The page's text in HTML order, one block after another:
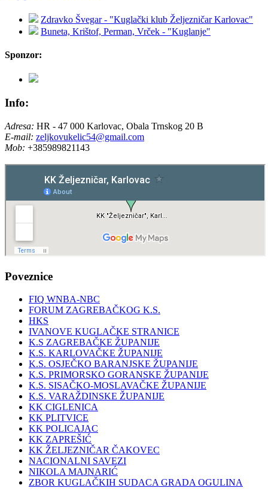
Zdravko Švegar - "Kuglački klub Željezničar Karlovac"
Buneta, Krištof, Perman, Vrček - "Kuglanje"
Sponzor:
Info:
Adresa: HR - 47 000 Karlovac, Obala Trnskog 20 B
E-mail: zeljkovukelic54@gmail.com
Mob: +385989821143
Poveznice
FIQ WNBA-NBC
FORUM ZAGREBAČKOG K.S.
HKS
IVANOVE KUGLAČKE STRANICE
K.S ZAGREBAČKE ŽUPANIJE
K.S. KARLOVAČKE ŽUPANIJE
K.S. OSJEČKO BARANJSKE ŽUPANIJE
K.S. PRIMORSKO GORANSKE ŽUPANIJE
K.S. SISAČKO-MOSLAVAČKE ŽUPANIJE
K.S. VARAŽDINSKE ŽUPANIJE
KK CIGLENICA
KK PLITVICE
KK POLICAJAC
KK ZAPREŠIĆ
KK ŽELJEZNIČAR ČAKOVEC
NACIONALNI SAVEZI
NIKOLA MAJNARIĆ
ZBOR KUGLAČKIH SUDACA GRADA OGULINA